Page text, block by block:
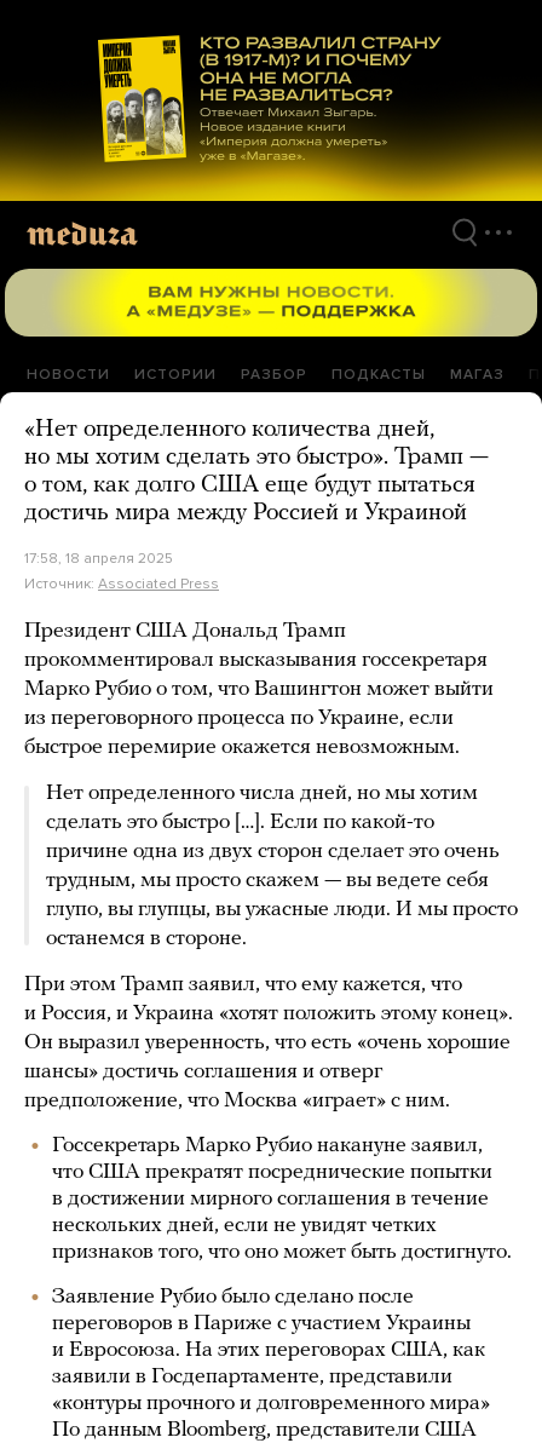
материалам
НОВОСТИ ИСТОРИИ РАЗБОР ПОДКАСТЫ МАГАЗ
«Нет определенного количества дней,
но мы хотим сделать это быстро». Трамп —
о том, как долго США еще будут пытаться
достичь мира между Россией и Украиной
17:58, 18 апреля 2025
Источник: Associated Press
Президент США Дональд Трамп
прокомментировал высказывания госсекретаря
Марко Рубио о том, что Вашингтон может выйти
из переговорного процесса по Украине, если
быстрое перемирие окажется невозможным.
Нет определенного числа дней, но мы хотим
сделать это быстро […]. Если по какой-то
причине одна из двух сторон сделает это очень
трудным, мы просто скажем — вы ведете себя
глупо, вы глупцы, вы ужасные люди. И мы просто
останемся в стороне.
При этом Трамп заявил, что ему кажется, что
и Россия, и Украина «хотят положить этому конец».
Он выразил уверенность, что есть «очень хорошие
шансы» достичь соглашения и отверг
предположение, что Москва «играет» с ним.
Госсекретарь Марко Рубио накануне заявил,
что США прекратят посреднические попытки
в достижении мирного соглашения в течение
нескольких дней, если не увидят четких
признаков того, что оно может быть достигнуто.
Заявление Рубио было сделано после
переговоров в Париже с участием Украины
и Евросоюза. На этих переговорах США, как
заявили в Госдепартаменте, представили
«контуры прочного и долговременного мира»
По данным Bloomberg, представители США